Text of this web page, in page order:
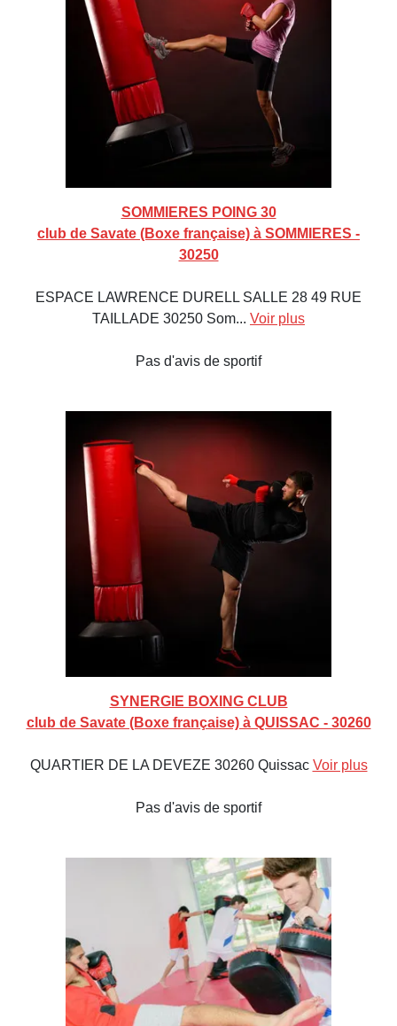
SOMMIERES POING 30
club de Savate (Boxe française) à SOMMIERES -
30250
ESPACE LAWRENCE DURELL SALLE 28 49 RUE
TAILLADE 30250 Som... Voir plus
Pas d'avis de sportif
SYNERGIE BOXING CLUB
club de Savate (Boxe française) à QUISSAC - 30260
QUARTIER DE LA DEVEZE 30260 Quissac Voir plus
Pas d'avis de sportif